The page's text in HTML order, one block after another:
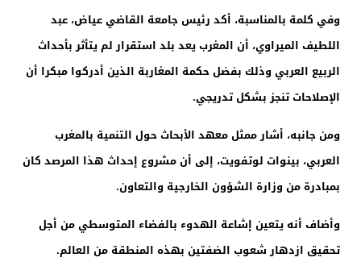
وفي كلمة بالمناسبة، أكد رئيس جامعة القاضي عياض، عبد
اللطيف الميراوي، أن المغرب يعد بلد استقرار لم يتأثر بأحداث
الربيع العربي وذلك بفضل حكمة المغاربة الذين أدركوا مبكرا أن
الإصلاحات تنجز بشكل تدريجي.
ومن جانبه، أشار ممثل معهد الأبحاث حول التنمية بالمغرب
العربي، بينوات لوتفويت، إلى أن مشروع إحداث هذا المرصد كان
بمبادرة من وزارة الشؤون الخارجية والتعاون.
وأضاف أنه يتعين إشاعة الهدوء بالفضاء المتوسطي من أجل
تحقيق ازدهار شعوب الضفتين بهذه المنطقة من العالم.